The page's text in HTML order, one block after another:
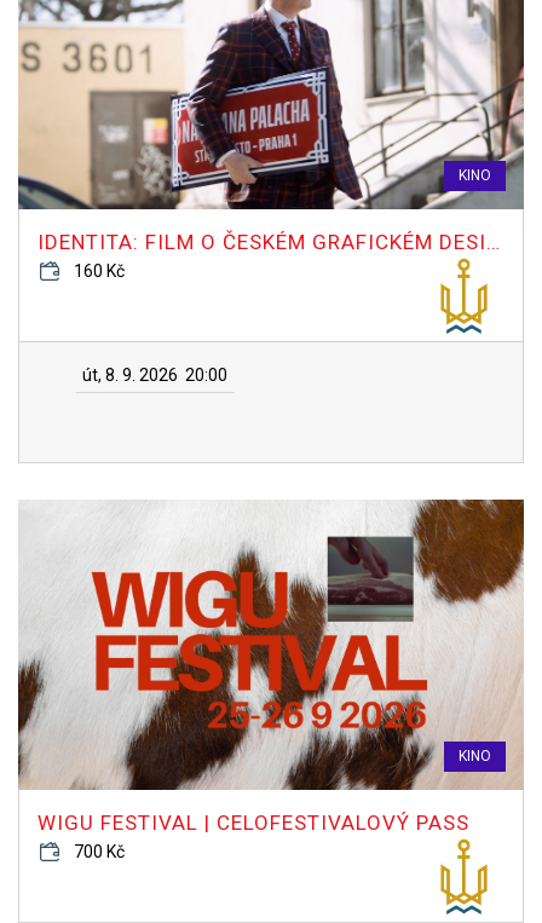
KINO
IDENTITA: FILM O ČESKÉM GRAFICKÉM DESIGNU
160 Kč
út, 8. 9. 2026 20:00
KINO
WIGU FESTIVAL | CELOFESTIVALOVÝ PASS
700 Kč